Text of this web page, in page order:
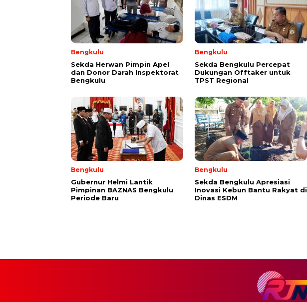
Bengkulu
Sekda Herwan Pimpin Apel
dan Donor Darah Inspektorat
Bengkulu
Bengkulu
Sekda Bengkulu Percepat
Dukungan Offtaker untuk
TPST Regional
Bengkulu
Gubernur Helmi Lantik
Pimpinan BAZNAS Bengkulu
Periode Baru
Bengkulu
Sekda Bengkulu Apresiasi
Inovasi Kebun Bantu Rakyat di
Dinas ESDM